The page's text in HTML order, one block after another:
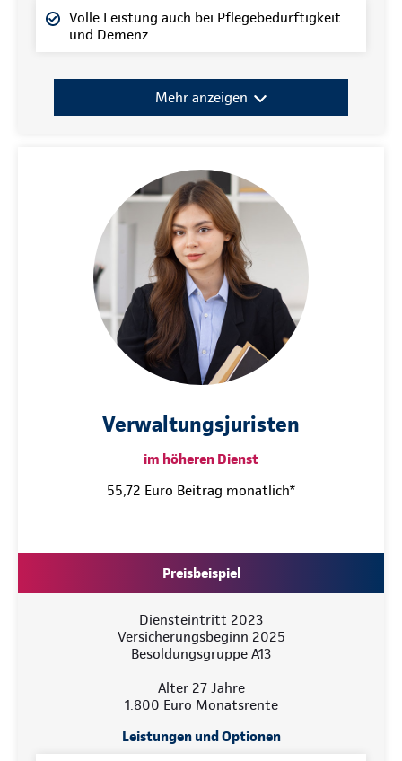
Volle Leistung auch bei Pflegebedürftigkeit
und Demenz
Mehr anzeigen
Verwaltungsjuristen
im höheren Dienst
55,72 Euro Beitrag monatlich*
Preisbeispiel
Diensteintritt 2023
Versicherungsbeginn 2025
Besoldungsgruppe A13
Alter 27 Jahre
1.800 Euro Monatsrente
Leistungen und Optionen